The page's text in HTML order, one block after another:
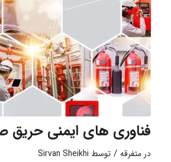
فناوری های ایمنی حریق
درمتفرقه / توسط Sirvan Sheikhi